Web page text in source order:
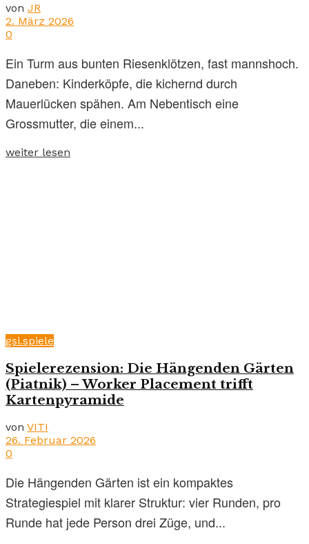
von JR
2. März 2026
0
Ein Turm aus bunten Riesenklötzen, fast mannshoch.
Daneben: Kinderköpfe, die kichernd durch
Mauerlücken spähen. Am Nebentisch eine
Grossmutter, die einem...
weiter lesen
gsi.spiele
Spielerezension: Die Hängenden Gärten
(Piatnik) – Worker Placement trifft
Kartenpyramide
von VITI
26. Februar 2026
0
Die Hängenden Gärten ist ein kompaktes
Strategiespiel mit klarer Struktur: vier Runden, pro
Runde hat jede Person drei Züge, und...